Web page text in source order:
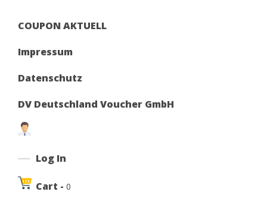
COUPON AKTUELL
Impressum
Datenschutz
DV Deutschland Voucher GmbH
Log In
Cart - 0